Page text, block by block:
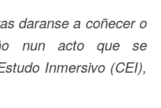
daranse a coñecer o
nun acto que se
Inmersivo (CEI),